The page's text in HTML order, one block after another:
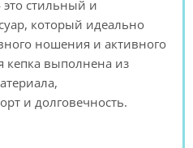
стильный и
который идеально
ношения и активного
кепка выполнена из
и долговечность.